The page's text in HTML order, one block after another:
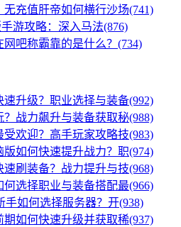
充值肝帝如何横行沙场(741)
游攻略：深入马法(876)
网吧称霸靠的是什么？(734)
升级？职业选择与装备(992)
战力飙升与装备获取秘(988)
欢迎？高手玩家攻略技(983)
如何快速提升战力？职(974)
刷装备？战力提升与技(968)
选择职业与装备搭配最(966)
手如何选择服务器？开(938)
如何快速升级并获取稀(937)